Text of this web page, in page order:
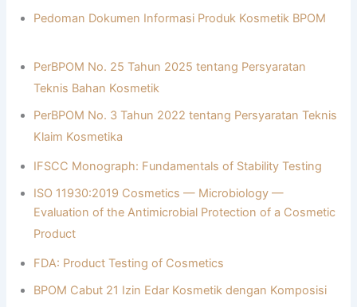
Pedoman Dokumen Informasi Produk Kosmetik BPOM
PerBPOM No. 25 Tahun 2025 tentang Persyaratan
Teknis Bahan Kosmetik
PerBPOM No. 3 Tahun 2022 tentang Persyaratan Teknis
Klaim Kosmetika
IFSCC Monograph: Fundamentals of Stability Testing
ISO 11930:2019 Cosmetics — Microbiology —
Evaluation of the Antimicrobial Protection of a Cosmetic
Product
FDA: Product Testing of Cosmetics
BPOM Cabut 21 Izin Edar Kosmetik dengan Komposisi